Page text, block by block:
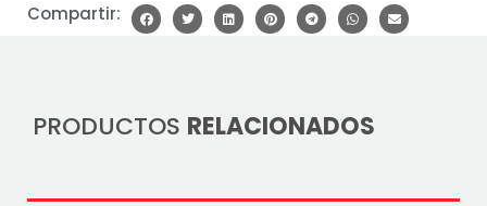
Compartir:
PRODUCTOS RELACIONADOS